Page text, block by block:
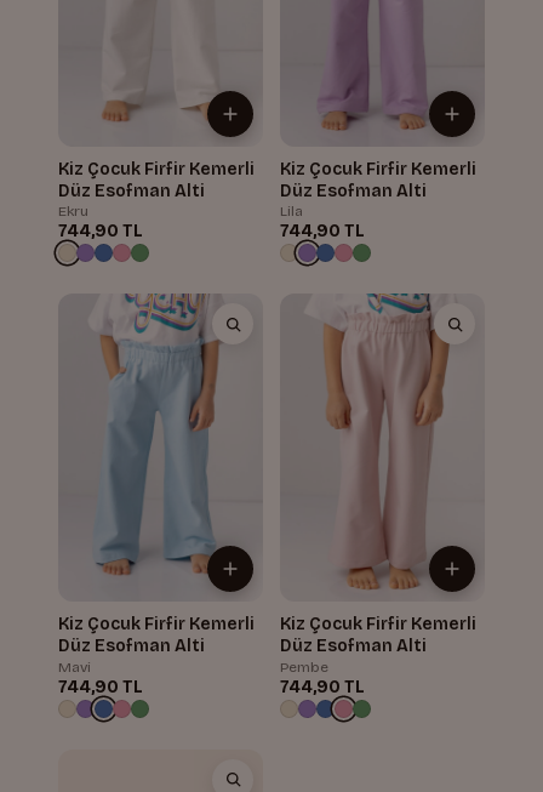
Kiz Çocuk Firfir Kemerli
Düz Esofman Alti
Ekru
744,90 TL
Kiz Çocuk Firfir Kemerli
Düz Esofman Alti
Lila
744,90 TL
Kiz Çocuk Firfir Kemerli
Düz Esofman Alti
Mavi
744,90 TL
Kiz Çocuk Firfir Kemerli
Düz Esofman Alti
Pembe
744,90 TL